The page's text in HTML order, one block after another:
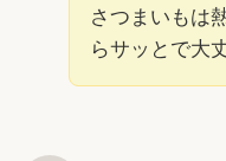
さつまいもは
らサッとで大